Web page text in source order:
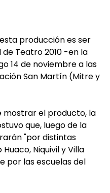
producción es ser
Teatro 2010 -en la
14 de noviembre a las
San Martín (Mitre y
mostrar el producto, la
que, luego de la
"por distintas
Niquivil y Villa
por las escuelas del